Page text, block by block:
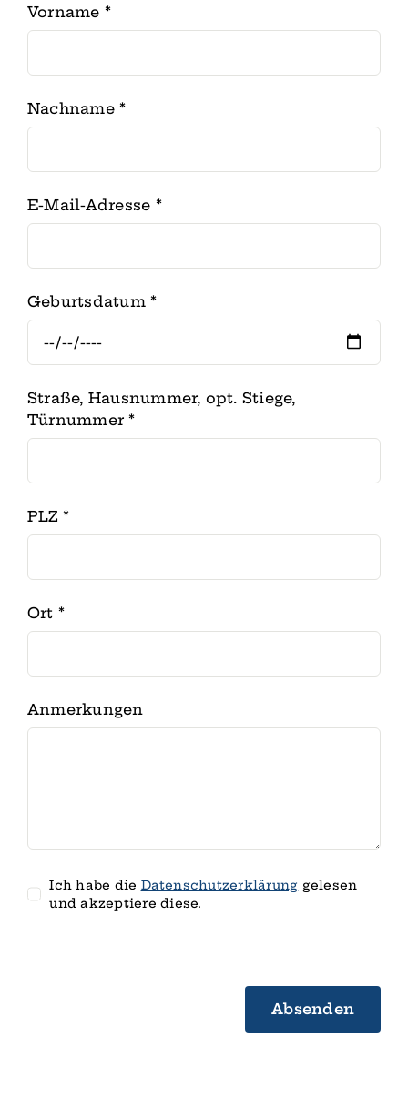
Vorname *
Nachname*
E-Mail-Adresse *
Geburtsdatum*
Straße, Hausnummer, opt. Stiege,
Türnummer*
PLZ *
Ort *
Anmerkungen
Ich habe die Datenschutz­erklärung gelesen
und akzeptiere diese.
Absenden